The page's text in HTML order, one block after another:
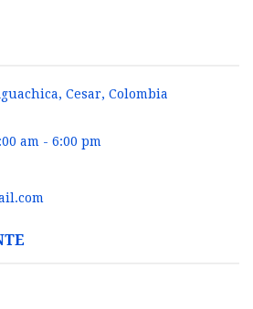
Cesar, Colombia
am - 6:00 pm